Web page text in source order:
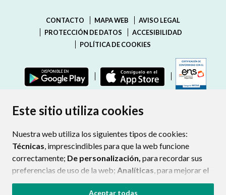
Este sitio utiliza cookies
Nuestra web utiliza los siguientes tipos de cookies:
Técnicas, imprescindibles para que la web funcione
correctamente; De personalización, para recordar sus
preferencias de uso de la web; Analíticas, para mejorar el
funcionamiento de la web y sus servicios.
Aceptar todas
CONTACTO MAPA WEB
AVISO LEGAL
PROTECCIÓN DE DATOS
ACCESIBILIDAD
POLÍTICA DE COOKIES